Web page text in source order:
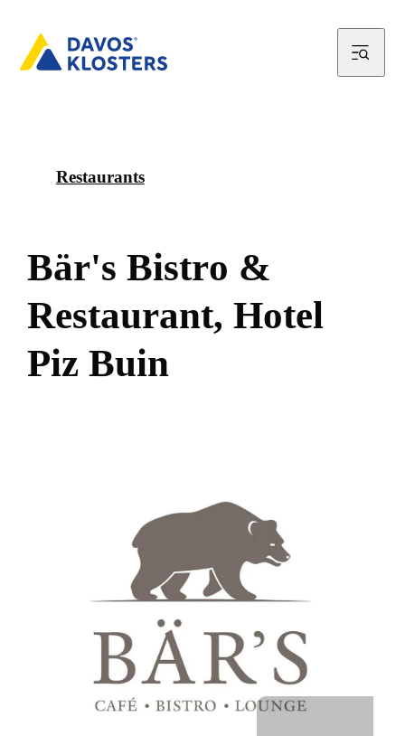
Restaurants
Bär's Bistro &
Restaurant, Hotel
Piz Buin